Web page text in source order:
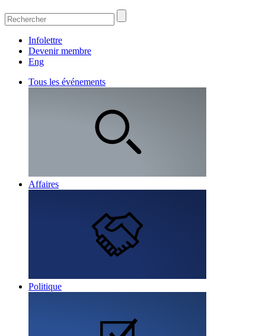
Infolettre
Devenir membre
Eng
Tous les événements
Affaires
Politique